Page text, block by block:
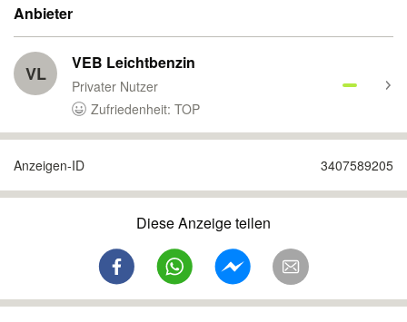
Anbieter
VL VEB Leichtbenzin
Privater Nutzer
Zufriedenheit: TOP
Anzeigen-ID 3407589205
Diese Anzeige teilen